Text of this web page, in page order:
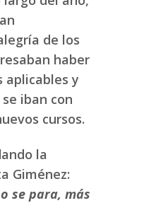
de los
haber
aplicables y
iban con
cursos.
la
Giménez:
se para, más